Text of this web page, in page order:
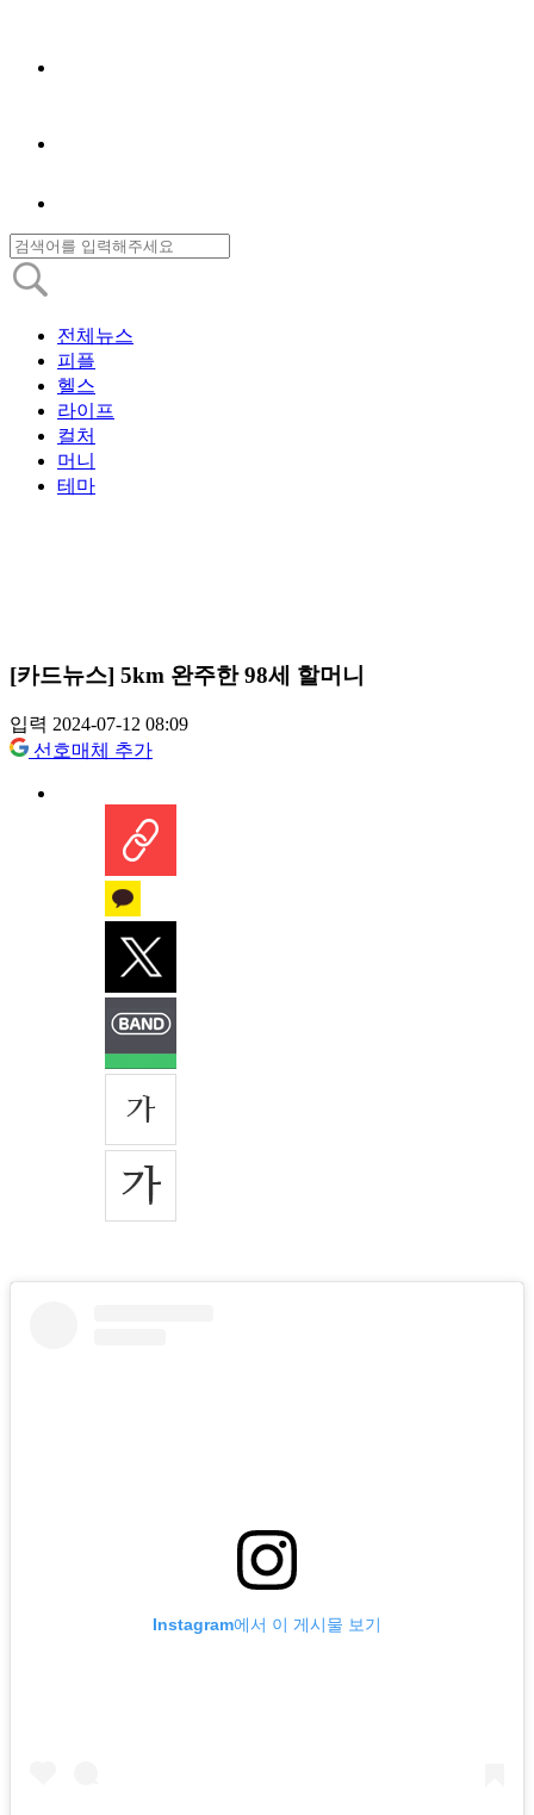
전체뉴스
피플
헬스
라이프
컬처
머니
테마
[카드뉴스] 5km 완주한 98세 할머니
입력 2024-07-12 08:09
선호매체 추가
Instagram에서 이 게시물 보기